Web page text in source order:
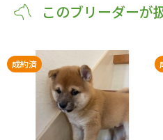
このブリーダーが
成約済